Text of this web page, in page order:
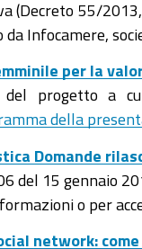
(Decreto 55/
da Infocamere,
per la
del progetto a
della
Domande
del 15 gennaio
o per
network: